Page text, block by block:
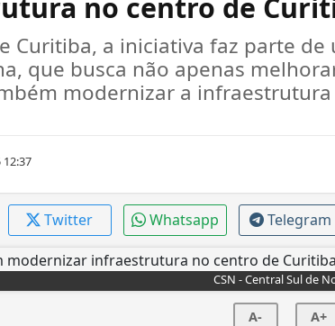
no centro de
Curitiba, a iniciativa faz parte de
que busca não apenas
modernizar a
Twitter Whatsapp Telegram
CSN - Central Sul de
A- A+